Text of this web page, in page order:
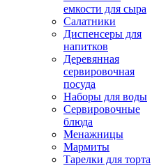
емкости для сыра
Салатники
Диспенсеры для
напитков
Деревянная
сервировочная
посуда
Наборы для воды
Сервировочные
блюда
Менажницы
Мармиты
Тарелки для торта